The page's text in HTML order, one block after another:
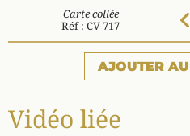
Carte collée
Réf : CV 717
AJOUTER
Vidéo liée